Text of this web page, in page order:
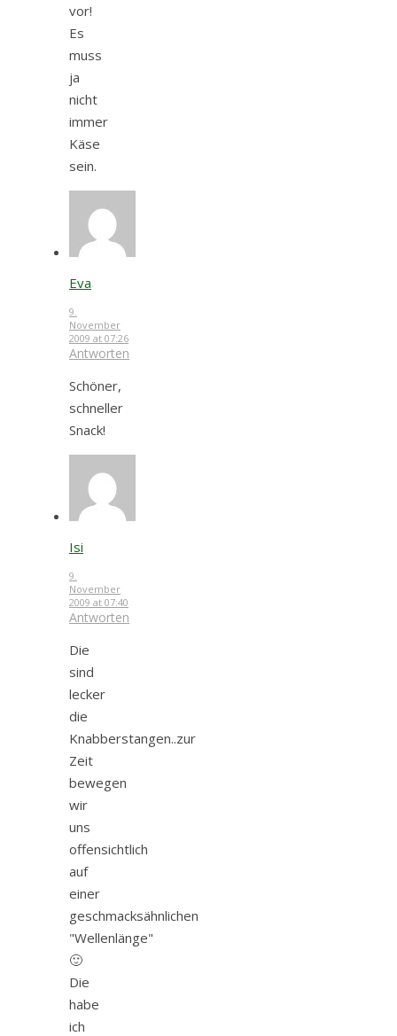
vor!
Es
muss
ja
nicht
immer
Käse
sein.
Eva
9.
November
2009 at 07:26
Antworten
Schöner,
schneller
Snack!
Isi
9.
November
2009 at 07:40
Antworten
Die
sind
lecker
die
Knabberstangen..zur
Zeit
bewegen
wir
uns
offensichtlich
auf
einer
geschmacksähnlichen
"Wellenlänge"
🙂
Die
habe
ich